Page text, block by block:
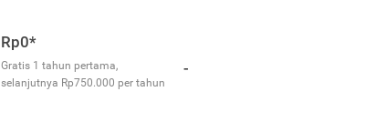
Rp0*
Gratis 1 tahun pertama,
selanjutnya Rp750.000 per tahun
-